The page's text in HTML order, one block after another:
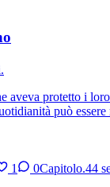
aveva protetto i
può
1 0Capitolo.44